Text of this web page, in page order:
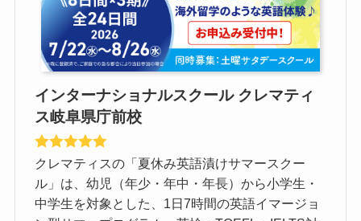
インターナショナルスクール クレマティ
ス岐阜県庁前校
クレマティスの「夏休み英語漬けサマースクー
ル」は、幼児（年少・年中・年長）から小学生・
中学生を対象とした、1日7時間の英語イマージョ